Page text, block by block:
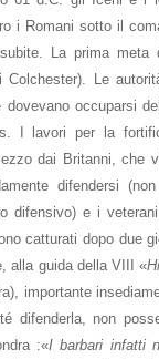
i Romani sotto il
La prima meta
Colchester). Le
dovevano occuparsi
I lavori per la
dai Britanni, che
difendersi
difensivo) e i
catturati dopo due
alla guida della VIII «
importante
difenderla, non
:«I barbari infatti